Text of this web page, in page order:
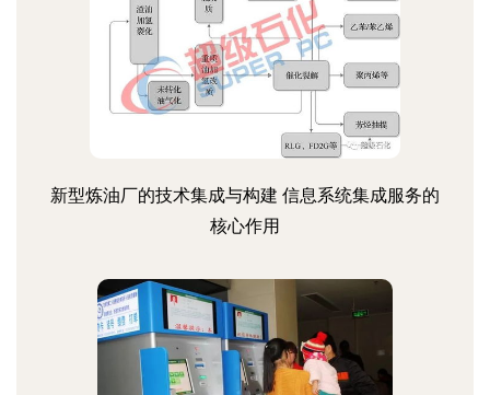
新型炼油厂的技术集成与构建 信息系统集成服务的
核心作用